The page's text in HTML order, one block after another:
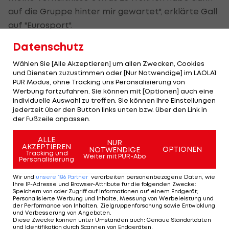
auf die Gruppe hinter mir gewartet", erklärte Gall
auf "Eurosport".
"Das war wieder eine Machtdemonstration (von
Vingegaard, Anm.)."
Er habe es sich dann an den Hinterrädern der
anderen gut einteilen können. "Ich habe versucht,
noch ein paar Sekunden rauszuholen."
Arensmann gesamt 24 Sekunden hinter
Gall Dritter
Gall hat nach der Fahrt ins Tessin nun eben mehr
als vier Minuten Rückstand auf den bereits auf
vier Berg-Etappen siegreich gebliebenen Visma-
Star Vingegaard, der Niederländer Thymen
Datenschutz
Wählen Sie [Alle Akzeptieren] um allen Zwecken, Cookies
und Diensten zuzustimmen oder [Nur Notwendige] im LAOLA1
PUR Modus, ohne Tracking uns Peronsalisierung von
Werbung fortzufahren. Sie können mit [Optionen] auch eine
individuelle Auswahl zu treffen. Sie können Ihre Einstellungen
jederzeit über den Button links unten bzw. über den Link in
der Fußzeile anpassen.
ALLE
AKZEPTIEREN
Tracking und
Personalisierung
NUR
NOTWENDIGE
Weiter mit PUR-Abo
OPTIONEN
Wir und unsere 186 Partner verarbeiten personenbezogene Daten, wie
Ihre IP-Adresse und Browser-Attribute für die folgenden Zwecke:
Speichern von oder Zugriff auf Informationen auf einem Endgerät;
Personalisierte Werbung und Inhalte, Messung von Werbeleistung und
der Performance von Inhalten, Zielgruppenforschung sowie Entwicklung
und Verbesserung von Angeboten
Diese Zwecke können unter Umständen auch: Genaue Standortdaten
und Identifikation durch Scannen von Endgeräten